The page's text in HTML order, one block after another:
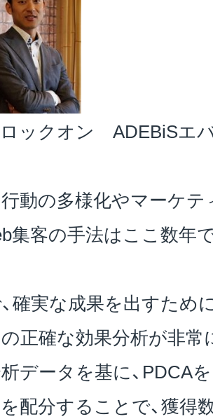
ックオン ADEBiSエ
動の多様化やマーケ
集客の手法はここ数年
確実な成果を出すため
正確な効果分析が非常
データを基に、PDCA
配分することで、獲得